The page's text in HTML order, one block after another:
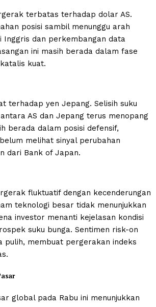
terbatas terhadap dolar AS.
posisi sambil menunggu arah
Inggris dan perkembangan data
ini masih berada dalam fase
kuat.
terhadap yen Jepang. Selisih suku
AS dan Jepang terus menopang
berada dalam posisi defensif,
melihat sinyal perubahan
dari Bank of Japan.
fluktuatif dengan kecenderungan
teknologi besar tidak menunjukkan
investor menanti kejelasan kondisi
suku bunga. Sentimen risk-on
pulih, membuat pergerakan indeks
global pada Rabu ini menunjukkan